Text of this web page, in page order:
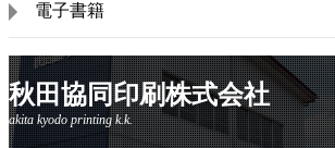
電子書籍
秋田協同印刷株式会社